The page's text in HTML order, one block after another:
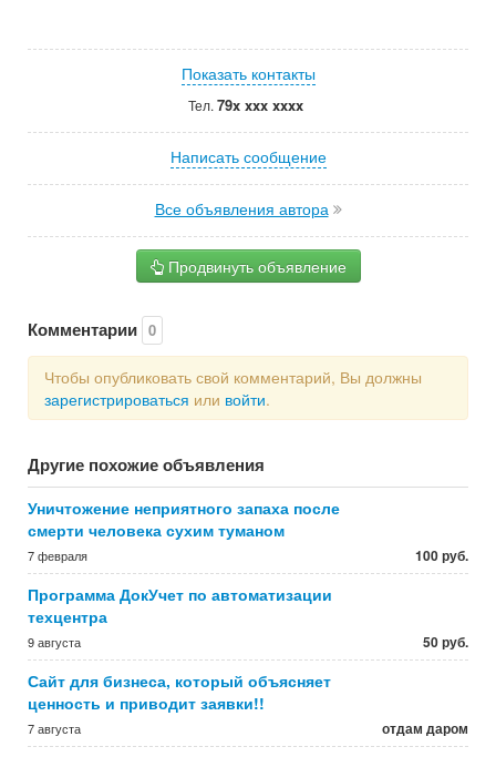
Показать контакты
Тел. 79x xxx xxxx
Написать сообщение
Все объявления автора
Продвинуть объявление
Комментарии 0
Чтобы опубликовать свой комментарий, Вы должны
зарегистрироваться или войти.
Другие похожие объявления
Уничтожение неприятного запаха после
смерти человека сухим туманом
7 февраля 100 руб.
Программа ДокУчет по автоматизации
техцентра
9 августа 50 руб.
Сайт для бизнеса, который объясняет
ценность и приводит заявки!!
7 августа отдам даром